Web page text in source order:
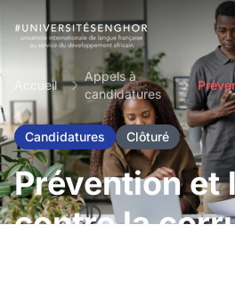
Accueil
Appels à
candidatures
Candidatures Clôturé
Prévention et
contre la